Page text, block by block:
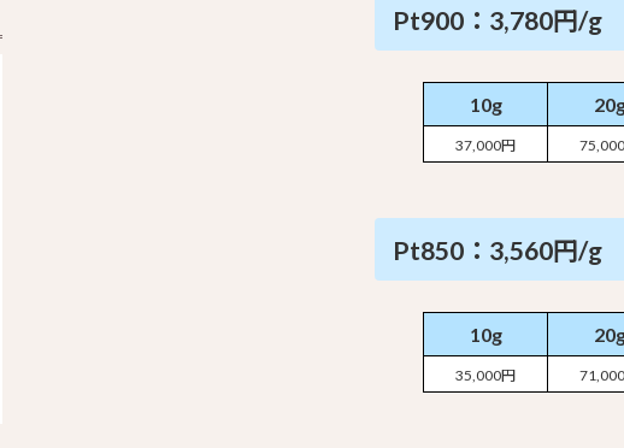
Pt900：3,780円/g
10g
37,000円
Pt850：3,560円/g
10g
35,000円